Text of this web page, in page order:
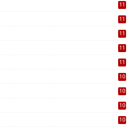
11
11
11
11
11
10
10
10
10